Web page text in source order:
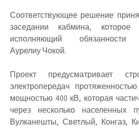
Соответствующее решение
заседании кабмина,
исполняющий обязанности
Аурелиу Чокой.
Проект предусматривает
электропередач
мощностью 400 кВ, которая
через несколько населенных
Вулканешты, Светлый, Конгаз,